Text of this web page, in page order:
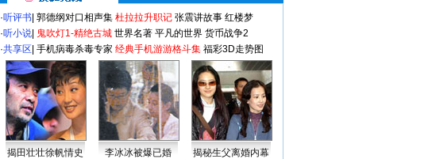
·听评书 郭德纲对口相声集 杜拉拉升职记 张震讲故事 红楼梦
·听小说 鬼吹灯1-精绝古城 世界名著 平凡的世界 货币战争2
·共享区 手机病毒杀毒专家 经典手机游游格斗集 福彩3D走势图
揭田壮壮徐帆情史 李冰冰被爆已婚
揭秘生父离婚内幕